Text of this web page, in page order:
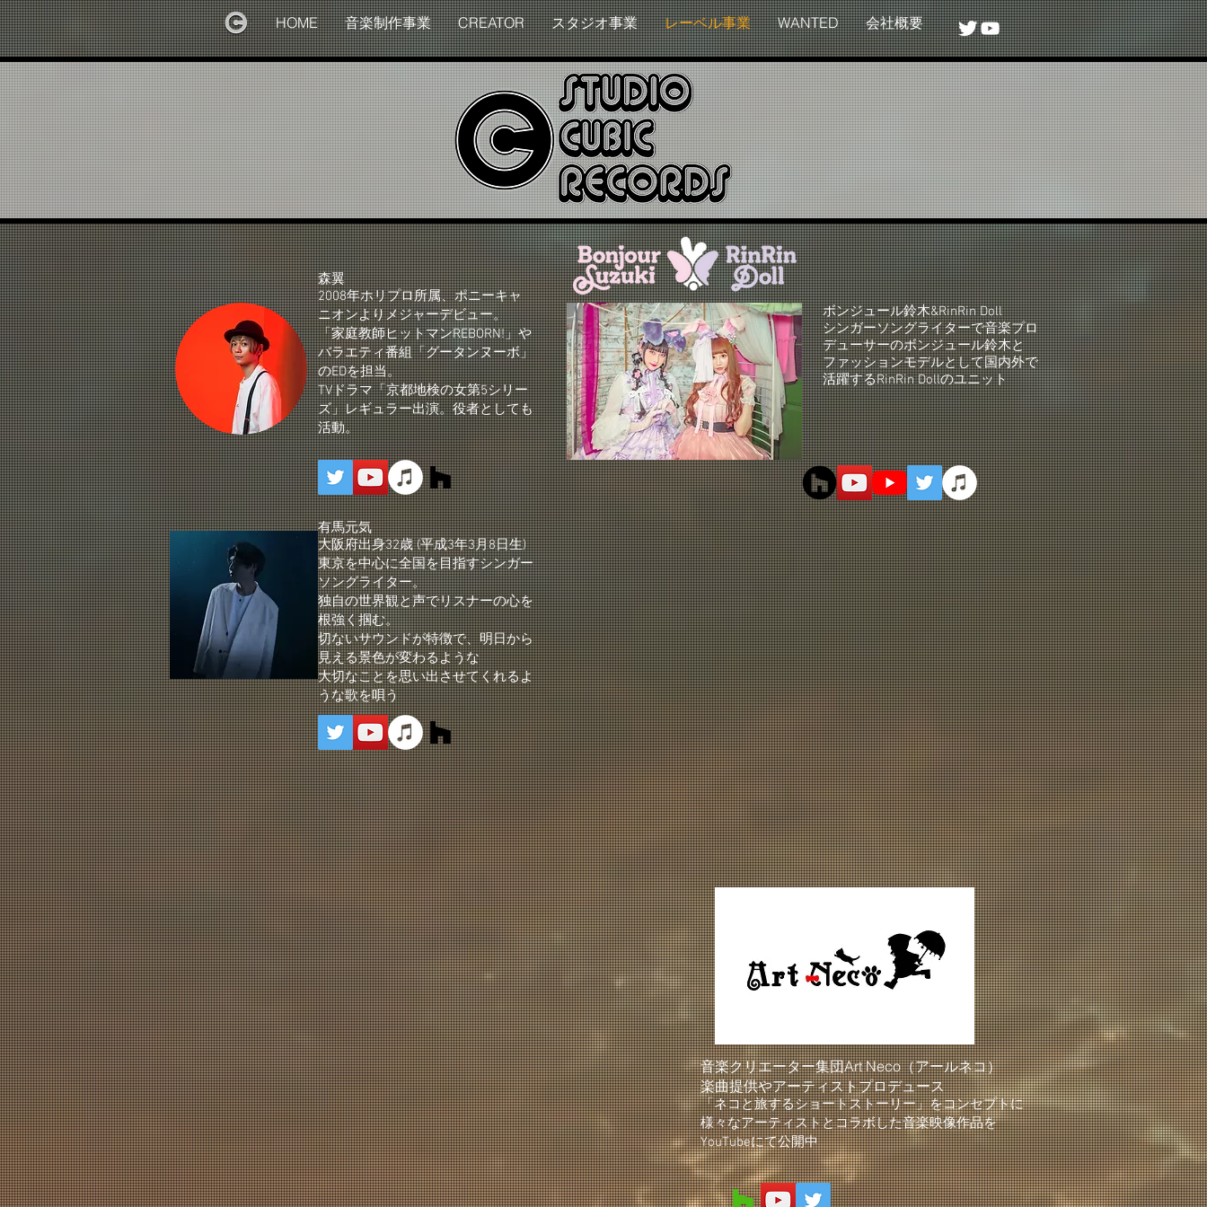
HOME 音楽制作事業 CREATOR スタジオ事業 レーベル事業 WANTED 会社概要
森翼
2008年ホリプロ所属、ポニーキャ
ニオンよりメジャーデビュー。
「家庭教師ヒットマンREBORN!」や
バラエティ番組「グータンヌーボ」
のEDを担当。
TVドラマ「京都地検の女第5シリー
ズ」レギュラー出演。役者としても
活動。
ボンジュール鈴木&RinRin Doll
シンガーソングライターで音楽プロ
デューサーのボンジュール鈴木と
ファッションモデルとして国内外で
活躍するRinRin Dollのユニット
有馬元気
大阪府出身32歳 (平成3年3月8日生)
東京を中心に全国を目指すシンガー
ソングライター。
独自の世界観と声でリスナーの心を
根強く掴む。
切ないサウンドが特徴で、明日から
見える景色が変わるような
大切なことを思い出させてくれるよ
うな歌を唄う
音楽クリエーター集団Art Neco（アールネコ）
楽曲提供やアーティストプロデュース
「ネコと旅するショートストーリー」をコンセプトに
様々なアーティストとコラボした⾳楽映像作品を
YouTubeにて公開中